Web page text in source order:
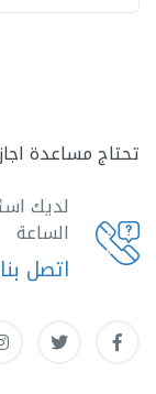
تحتاج مساعدة
لديك
الساعة
اتصل